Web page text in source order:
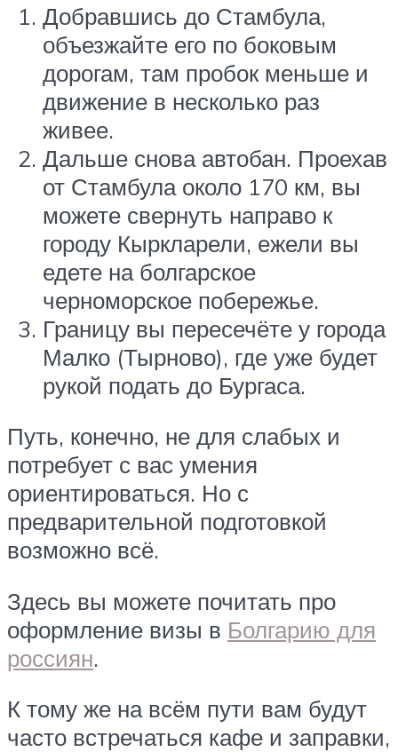
Добравшись до Стамбула,
объезжайте его по боковым
дорогам, там пробок меньше и
движение в несколько раз
живее.
Дальше снова автобан. Проехав
от Стамбула около 170 км, вы
можете свернуть направо к
городу Кыркларели, ежели вы
едете на болгарское
черноморское побережье.
Границу вы пересечёте у города
Малко (Тырново), где уже будет
рукой подать до Бургаса.
Путь, конечно, не для слабых и
потребует с вас умения
ориентироваться. Но с
предварительной подготовкой
возможно всё.
Здесь вы можете почитать про
оформление визы в Болгарию для
россиян.
К тому же на всём пути вам будут
часто встречаться кафе и заправки,